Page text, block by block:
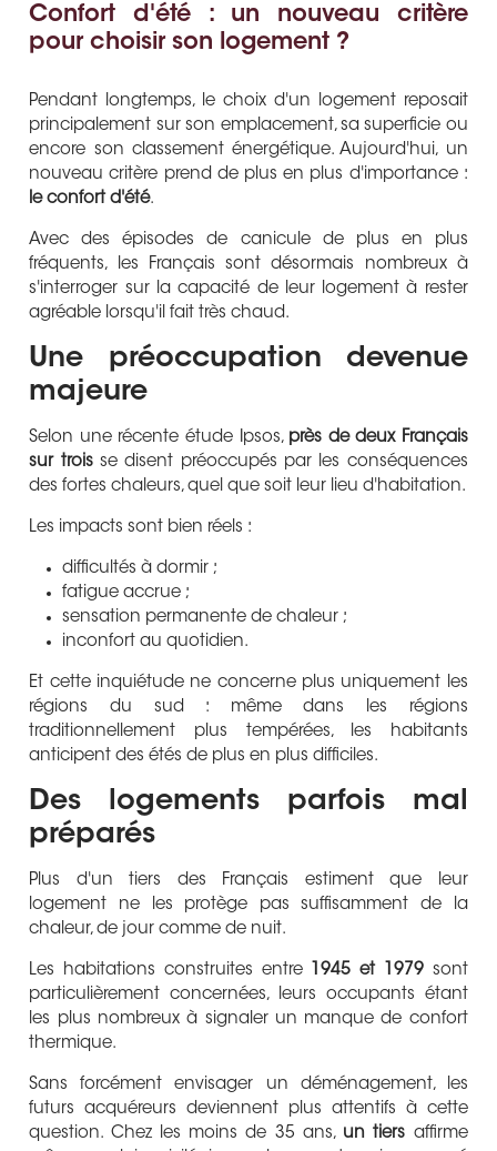
Confort d'été : un nouveau critère
pour choisir son logement ?
Pendant longtemps, le choix d'un logement reposait
principalement sur son emplacement, sa superficie ou
encore son classement énergétique. Aujourd'hui, un
nouveau critère prend de plus en plus d'importance :
le confort d'été.
Avec des épisodes de canicule de plus en plus
fréquents, les Français sont désormais nombreux à
s'interroger sur la capacité de leur logement à rester
agréable lorsqu'il fait très chaud.
Une préoccupation devenue
majeure
Selon une récente étude Ipsos, près de deux Français
sur troisse disent préoccupés par les conséquences
des fortes chaleurs, quel que soit leur lieu d'habitation.
Les impacts sont bien réels :
difficultés à dormir ;
fatigue accrue ;
sensation permanente de chaleur ;
inconfort au quotidien.
Et cette inquiétude ne concerne plus uniquement les
régions du sud : même dans les régions
traditionnellement plus tempérées, les habitants
anticipent des étés de plus en plus difficiles.
Des logements parfois mal
préparés
Plus d'un tiers des Français estiment que leur
logement ne les protège pas suffisamment de la
chaleur, de jour comme de nuit.
Les habitations construites entre 1945 et 1979sont
particulièrement concernées, leurs occupants étant
les plus nombreux à signaler un manque de confort
thermique.
Sans forcément envisager un déménagement, les
futurs acquéreurs deviennent plus attentifs à cette
question. Chez les moins de 35 ans, un tiers affirme